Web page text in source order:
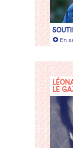
+ En
LE